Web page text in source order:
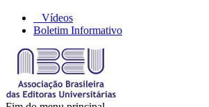
Vídeos
Boletim Informativo